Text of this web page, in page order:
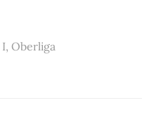
, Oberliga